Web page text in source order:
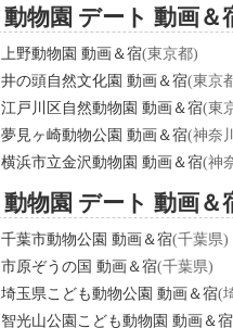
動物園 デート 動画＆
上野動物園 動画＆宿(東京都)
井の頭自然文化園 動画＆宿(東京
江戸川区自然動物園 動画＆宿(東
夢見ヶ崎動物公園 動画＆宿(神奈
横浜市立金沢動物園 動画＆宿(神
動物園 デート 動画＆
千葉市動物公園 動画＆宿(千葉県)
市原ぞうの国 動画＆宿(千葉県)
埼玉県こども動物公園 動画＆宿(
智光山公園こども動物園 動画＆宿